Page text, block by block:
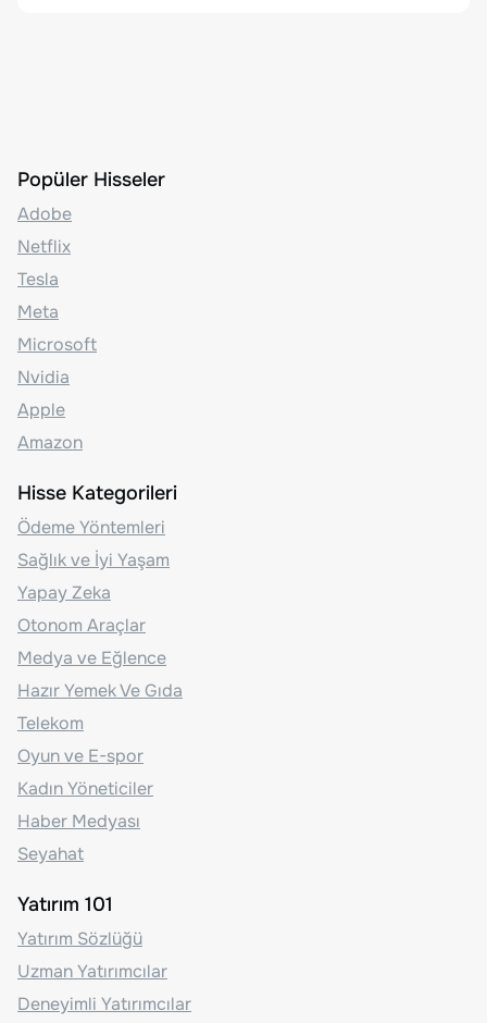
Popüler Hisseler
Adobe
Netflix
Tesla
Meta
Microsoft
Nvidia
Apple
Amazon
Hisse Kategorileri
Ödeme Yöntemleri
Sağlık ve İyi Yaşam
Yapay Zeka
Otonom Araçlar
Medya ve Eğlence
Hazır Yemek Ve Gıda
Telekom
Oyun ve E-spor
Kadın Yöneticiler
Haber Medyası
Seyahat
Yatırım 101
Yatırım Sözlüğü
Uzman Yatırımcılar
Deneyimli Yatırımcılar